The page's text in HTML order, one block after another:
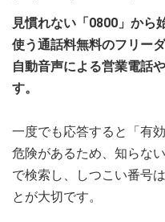
見慣れない「0800」から
使う通話料無料のフリー
自動音声による営業電話
す。
一度でも応答すると「有
危険があるため、知らな
で検索し、しつこい番号
とが大切です。